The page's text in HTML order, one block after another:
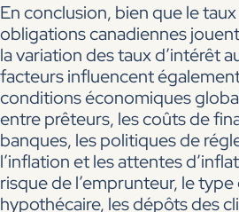
En conclusion, bien que le
obligations canadiennes
la variation des taux d’intérêt
facteurs influencent
conditions économiques
entre prêteurs, les coûts de
banques, les politiques de
l’inflation et les attentes
risque de l’emprunteur, le
hypothécaire, les dépôts des